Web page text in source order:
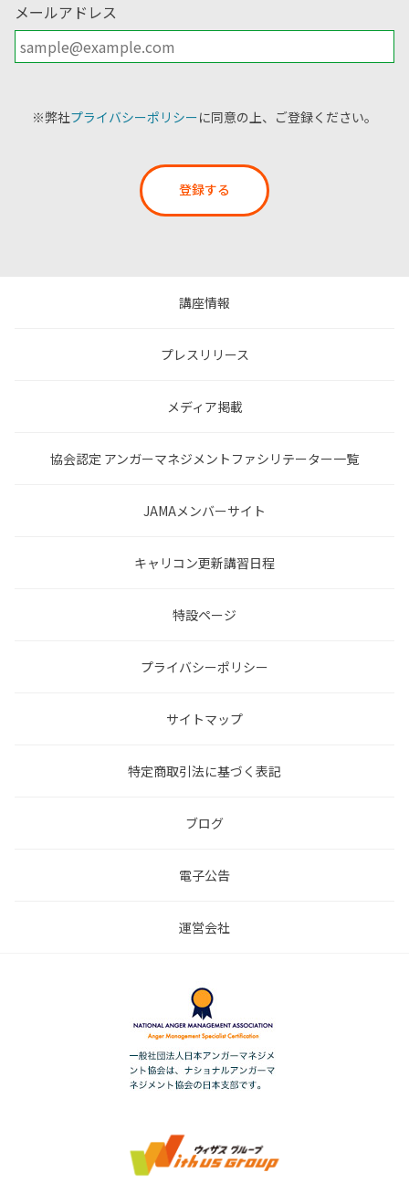
メールアドレス
※弊社プライバシーポリシーに同意の上、ご登録ください。
登録する
講座情報
プレスリリース
メディア掲載
協会認定 アンガーマネジメントファシリテーター一覧
JAMAメンバーサイト
キャリコン更新講習日程
特設ページ
プライバシーポリシー
サイトマップ
特定商取引法に基づく表記
ブログ
電子公告
運営会社